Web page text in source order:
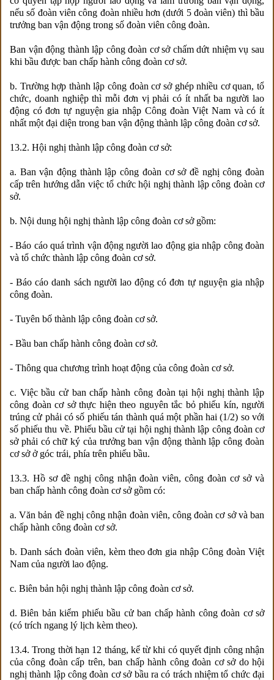
nếu số đoàn viên công đoàn nhiều hơn (dưới 5 đoàn viên) thì bầu
trưởng ban vận động trong số đoàn viên công đoàn.
Ban vận động thành lập công đoàn cơ sở chấm dứt nhiệm vụ sau
khi bầu được ban chấp hành công đoàn cơ sở.
b. Trường hợp thành lập công đoàn cơ sở ghép nhiều cơ quan, tổ
chức, doanh nghiệp thì mỗi đơn vị phải có ít nhất ba người lao
động có đơn tự nguyện gia nhập Công đoàn Việt Nam và có ít
nhất một đại diện trong ban vận động thành lập công đoàn cơ sở.
13.2. Hội nghị thành lập công đoàn cơ sở:
a. Ban vận động thành lập công đoàn cơ sở đề nghị công đoàn
cấp trên hướng dẫn việc tổ chức hội nghị thành lập công đoàn cơ
sở.
b. Nội dung hội nghị thành lập công đoàn cơ sở gồm:
- Báo cáo quá trình vận động người lao động gia nhập công đoàn
và tổ chức thành lập công đoàn cơ sở.
- Báo cáo danh sách người lao động có đơn tự nguyện gia nhập
công đoàn.
- Tuyên bố thành lập công đoàn cơ sở.
- Bầu ban chấp hành công đoàn cơ sở.
- Thông qua chương trình hoạt động của công đoàn cơ sở.
c. Việc bầu cử ban chấp hành công đoàn tại hội nghị thành lập
công đoàn cơ sở thực hiện theo nguyên tắc bỏ phiếu kín, người
trúng cử phải có số phiếu tán thành quá một phần hai (1/2) so với
số phiếu thu về. Phiếu bầu cử tại hội nghị thành lập công đoàn cơ
sở phải có chữ ký của trưởng ban vận động thành lập công đoàn
cơ sở ở góc trái, phía trên phiếu bầu.
13.3. Hồ sơ đề nghị công nhận đoàn viên, công đoàn cơ sở và
ban chấp hành công đoàn cơ sở gồm có:
a. Văn bản đề nghị công nhận đoàn viên, công đoàn cơ sở và ban
chấp hành công đoàn cơ sở.
b. Danh sách đoàn viên, kèm theo đơn gia nhập Công đoàn Việt
Nam của người lao động.
c. Biên bản hội nghị thành lập công đoàn cơ sở.
d. Biên bản kiểm phiếu bầu cử ban chấp hành công đoàn cơ sở
(có trích ngang lý lịch kèm theo).
13.4. Trong thời hạn 12 tháng, kể từ khi có quyết định công nhận
của công đoàn cấp trên, ban chấp hành công đoàn cơ sở do hội
nghị thành lập công đoàn cơ sở bầu ra có trách nhiệm tổ chức đại